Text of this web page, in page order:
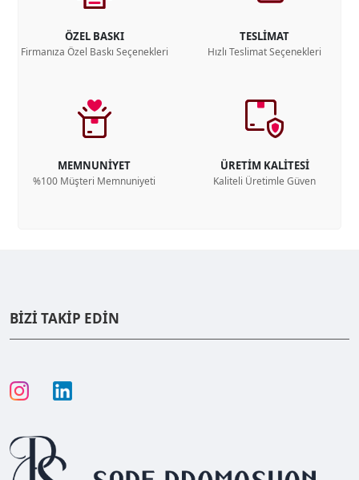
ÖZEL BASKI
Firmanıza Özel Baskı Seçenekleri
TESLİMAT
Hızlı Teslimat Seçenekleri
MEMNUNİYET
%100 Müşteri Memnuniyeti
ÜRETİM KALİTESİ
Kaliteli Üretimle Güven
BİZİ TAKİP EDİN